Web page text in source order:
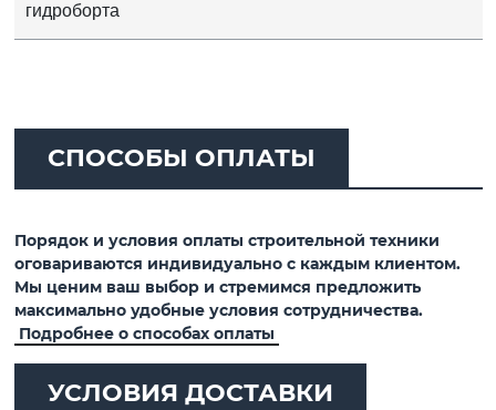
гидроборта
СПОСОБЫ ОПЛАТЫ
Порядок и условия оплаты строительной техники
оговариваются индивидуально с каждым клиентом.
Мы ценим ваш выбор и стремимся предложить
максимально удобные условия сотрудничества.
Подробнее о способах оплаты
УСЛОВИЯ ДОСТАВКИ